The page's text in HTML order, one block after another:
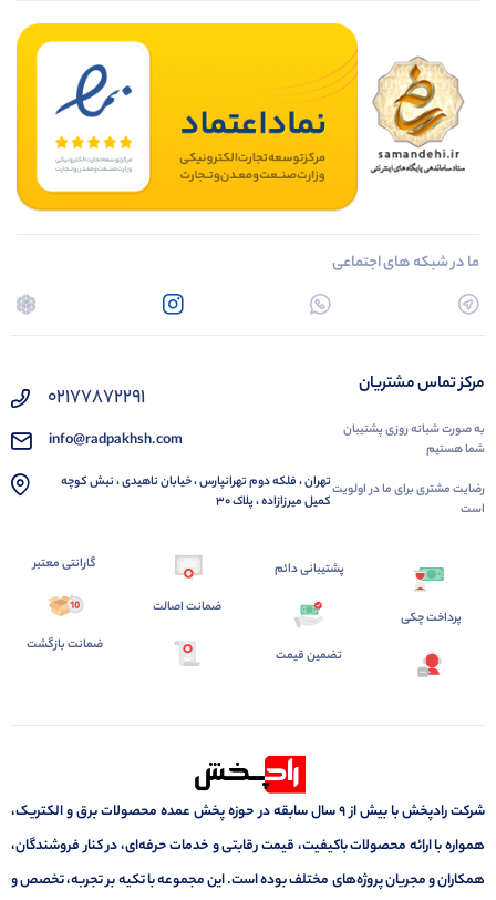
ما در شبکه های اجتماعی
مرکز تماس مشتریان
به صورت شبانه روزی پشتیبان
شما هستیم
رضایت مشتری برای ما در اولویت
است
02177872291
info@radpakhsh.com
تهران ، فلکه دوم تهرانپارس ، خیابان ناهیدی ، نبش کوچه
کمیل میرزازاده ، پلاک 30
پرداخت چکی
پشتیبانی دائم
تضمین قیمت
ضمانت اصالت
گارانتی معتبر
ضمانت بازگشت
شرکت رادپخش با بیش از ۹ سال سابقه در حوزه پخش عمده محصولات برق و الکتریک،
همواره با ارائه محصولات باکیفیت، قیمت رقابتی و خدمات حرفه‌ای، در کنار فروشندگان،
همکاران و مجریان پروژه‌های مختلف بوده است. این مجموعه با تکیه بر تجربه، تخصص و